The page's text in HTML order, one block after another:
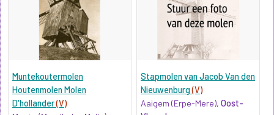
Muntekoutermolen
Houtenmolen Molen
D'hollander(V)
Stapmolen van Jacob Van den
Nieuwenburg(V)
Aaigem (Erpe-Mere),Oost-